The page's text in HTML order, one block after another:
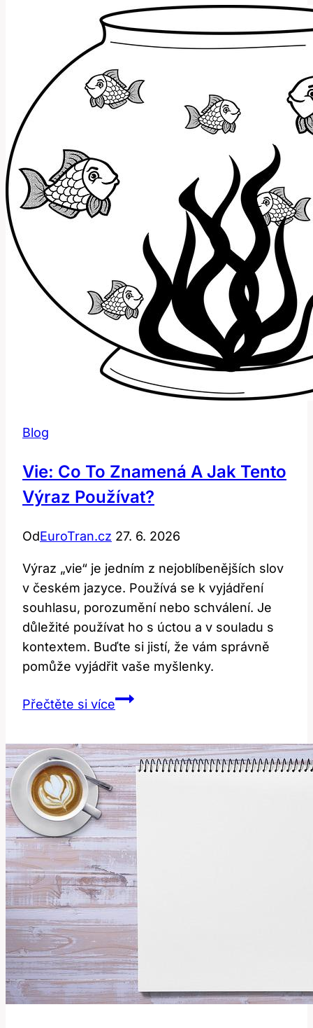
Geografický
Název
Blog
Vie: Co To Znamená A Jak Tento
Výraz Používat?
OdEuroTran.cz 27. 6. 2026
Výraz „vie“ je jedním z nejoblíbenějších slov
v českém jazyce. Používá se k vyjádření
souhlasu, porozumění nebo schválení. Je
důležité používat ho s úctou a v souladu s
kontextem. Buďte si jistí, že vám správně
pomůže vyjádřit vaše myšlenky.
Přečtěte si víceVie:
znamená
a
jak
tento
výraz
používat?